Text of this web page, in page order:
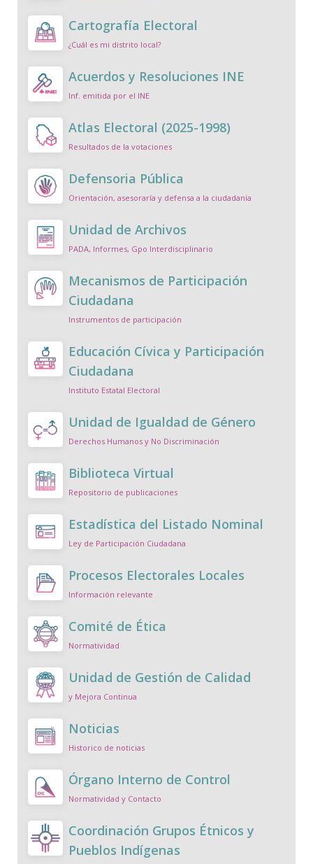
Cartografía Electoral
¿Cuál es mi distrito local?
Acuerdos y Resoluciones INE
Inf. emitida por el INE
Atlas Electoral (2025-1998)
Resultados de la votaciones
Defensoria Pública
Orientación, asesoraría y defensa a la ciudadanía
Unidad de Archivos
PADA, Informes, Gpo Interdisciplinario
Mecanismos de Participación
Ciudadana
Instrumentos de participación
Educación Cívica y Participación
Ciudadana
Instituto Estatal Electoral
Unidad de Igualdad de Género
Derechos Humanos y No Discriminación
Biblioteca Virtual
Repositorio de publicaciones
Estadística del Listado Nominal
Ley de Participación Ciudadana
Procesos Electorales Locales
Información relevante
Comité de Ética
Normatividad
Unidad de Gestión de Calidad
y Mejora Continua
Noticias
Historico de noticias
Órgano Interno de Control
Normatividad y Contacto
Coordinación Grupos Étnicos y
Pueblos Indígenas